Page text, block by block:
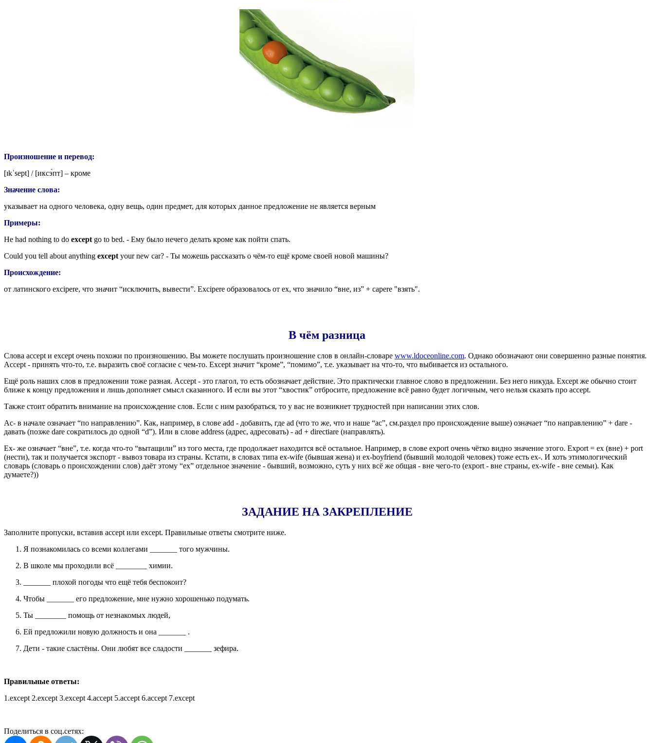
Произношение и перевод:
[ɪkˈsept] / [иксэ́пт] – кроме
Значение слова:
указывает на одного человека, одну вещь, один предмет, для которых данное предложение не является верным
Примеры:
He had nothing to do except go to bed. - Ему было нечего делать кроме как пойти спать.
Could you tell about anything except your new car? - Ты можешь рассказать о чём-то ещё кроме своей новой машины?
Происхождение:
от латинского excipere, что значит “исключить, вывести”. Excipere образовалось от ex, что значило “вне, из” + capere "взять".
В чём разница
Слова accept и except очень похожи по произношению. Вы можете послушать произношение слов в онлайн-словаре www.ldoceonline.com. Однако обозначают они совершенно разные понятия.
Accept - принять что-то, т.е. выразить своё согласие с чем-то. Except значит “кроме”, “помимо”, т.е. указывает на что-то, что выбивается из остального.
Ещё роль наших слов в предложении тоже разная. Accept - это глагол, то есть обозначает действие. Это практически главное слово в предложении. Без него никуда. Except же обычно стоит
ближе к концу предложения и лишь дополняет смысл сказанного. И если вы этот “хвостик” отбросите, предложение всё равно будет логичным, чего нельзя сказать про accept.
Также стоит обратить внимание на происхождение слов. Если с ним разобраться, то у вас не возникнет трудностей при написании этих слов.
Ac- в начале означает “по направлению”. Как, например, в слове add - добавить, где ad (что то же, что и наше “ac”, см.раздел про происхождение выше) означает “по направлению” + dare -
давать (позже dare сократилось до одной “d”). Или в слове address (адрес, адресовать) - ad + directiare (направлять).
Ex- же означает “вне”, т.е. когда что-то “вытащили” из того места, где продолжает находится всё остальное. Например, в слове export очень чётко видно значение этого. Export = ex (вне) + port
(нести), так и получается экспорт - вывоз товара из страны. Кстати, в словах типа ex-wife (бывшая жена) и ex-boyfriend (бывший молодой человек) тоже есть ex-. И хоть этимологический
словарь (словарь о происхождении слов) даёт этому “ex” отдельное значение - бывший, возможно, суть у них всё же общая - вне чего-то (export - вне страны, ex-wife - вне семьи). Как
думаете?))
ЗАДАНИЕ НА ЗАКРЕПЛЕНИЕ
Заполните пропуски, вставив accept или except. Правильные ответы смотрите ниже.
Я познакомилась со всеми коллегами _______ того мужчины.
В школе мы проходили всё ________ химии.
_______ плохой погоды что ещё тебя беспокоит?
Чтобы _______ его предложение, мне нужно хорошенько подумать.
Ты ________ помощь от незнакомых людей,
Ей предложили новую должность и она _______ .
Дети - такие сластёны. Они любят все сладости _______ зефира.
Правильные ответы:
1.except 2.except 3.except 4.accept 5.accept 6.accept 7.except
Поделиться в соц.сетях: